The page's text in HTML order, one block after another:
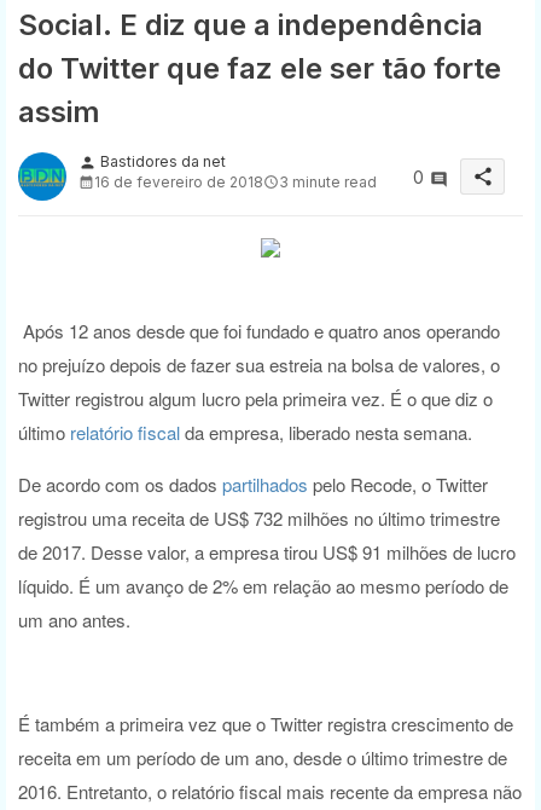
Social. E diz que a independência
do Twitter que faz ele ser tão forte
assim
person Bastidores da net
16 de fevereiro de 2018
3 minute read 0 share
Após 12 anos desde que foi fundado e quatro anos operando
no prejuízo depois de fazer sua estreia na bolsa de valores, o
Twitter registrou algum lucro pela primeira vez. É o que diz o
último relatório fiscalda empresa, liberado nesta semana.
De acordo com os dados partilhados pelo Recode, o Twitter
registrou uma receita de US$ 732 milhões no último trimestre
de 2017. Desse valor, a empresa tirou US$ 91 milhões de lucro
líquido. É um avanço de 2% em relação ao mesmo período de
um ano antes.
É também a primeira vez que o Twitter registra crescimento de
receita em um período de um ano, desde o último trimestre de
2016. Entretanto, o relatório fiscal mais recente da empresa não